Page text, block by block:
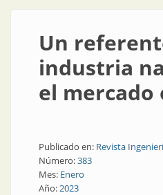
Un
industria
el mercado
Publicado en: Revista
Número:383
Mes: Enero
Año:2023